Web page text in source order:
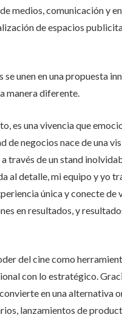
medios, comunicación y
de espacios
unen en una propuesta
manera diferente.
es una vivencia que
de negocios nace de una
través de un stand
al detalle, mi equipo y yo
única y conecte de
en resultados, y
del cine como
con lo estratégico.
en una alternativa
lanzamientos de